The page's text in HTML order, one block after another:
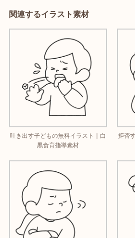
関連するイラスト素材
吐き出す子どもの無料イラスト｜白
黒食育指導素材
拒否